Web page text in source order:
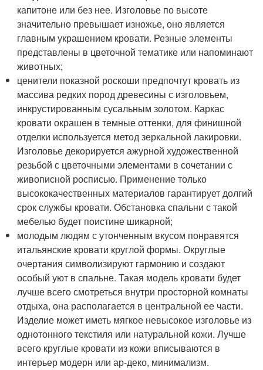
капитоне или без нее. Изголовье по высоте
значительно превышает изножье, оно является
главным украшением кровати. Резные элементы
представлены в цветочной тематике или напоминают
животных;
ценители показной роскоши предпочтут кровать из
массива редких пород древесины с изголовьем,
инкрустированным сусальным золотом. Каркас
кровати окрашен в темные оттенки, для финишной
отделки используется метод зеркальной лакировки.
Изголовье декорируется ажурной художественной
резьбой с цветочными элементами в сочетании с
живописной росписью. Применение только
высококачественных материалов гарантирует долгий
срок службы кровати. Обстановка спальни с такой
мебелью будет поистине шикарной;
молодым людям с утонченным вкусом понравятся
итальянские кровати круглой формы. Округлые
очертания символизируют гармонию и создают
особый уют в спальне. Такая модель кровати будет
лучше всего смотреться внутри просторной комнаты
отдыха, она располагается в центральной ее части.
Изделие может иметь мягкое невысокое изголовье из
однотонного текстиля или натуральной кожи. Лучше
всего круглые кровати из кожи вписываются в
интерьер модерн или ар-деко, минимализм.